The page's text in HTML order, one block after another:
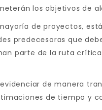
los objetivos de
de proyectos,
predecesoras que
parte de la ruta
evidenciar de manera
de tiempo y